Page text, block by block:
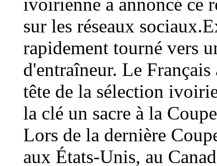
sur les réseaux
rapidement tourné vers
d'entraîneur. Le
tête de la sélection
la clé un sacre à la
Lors de la dernière
aux États-Unis, au